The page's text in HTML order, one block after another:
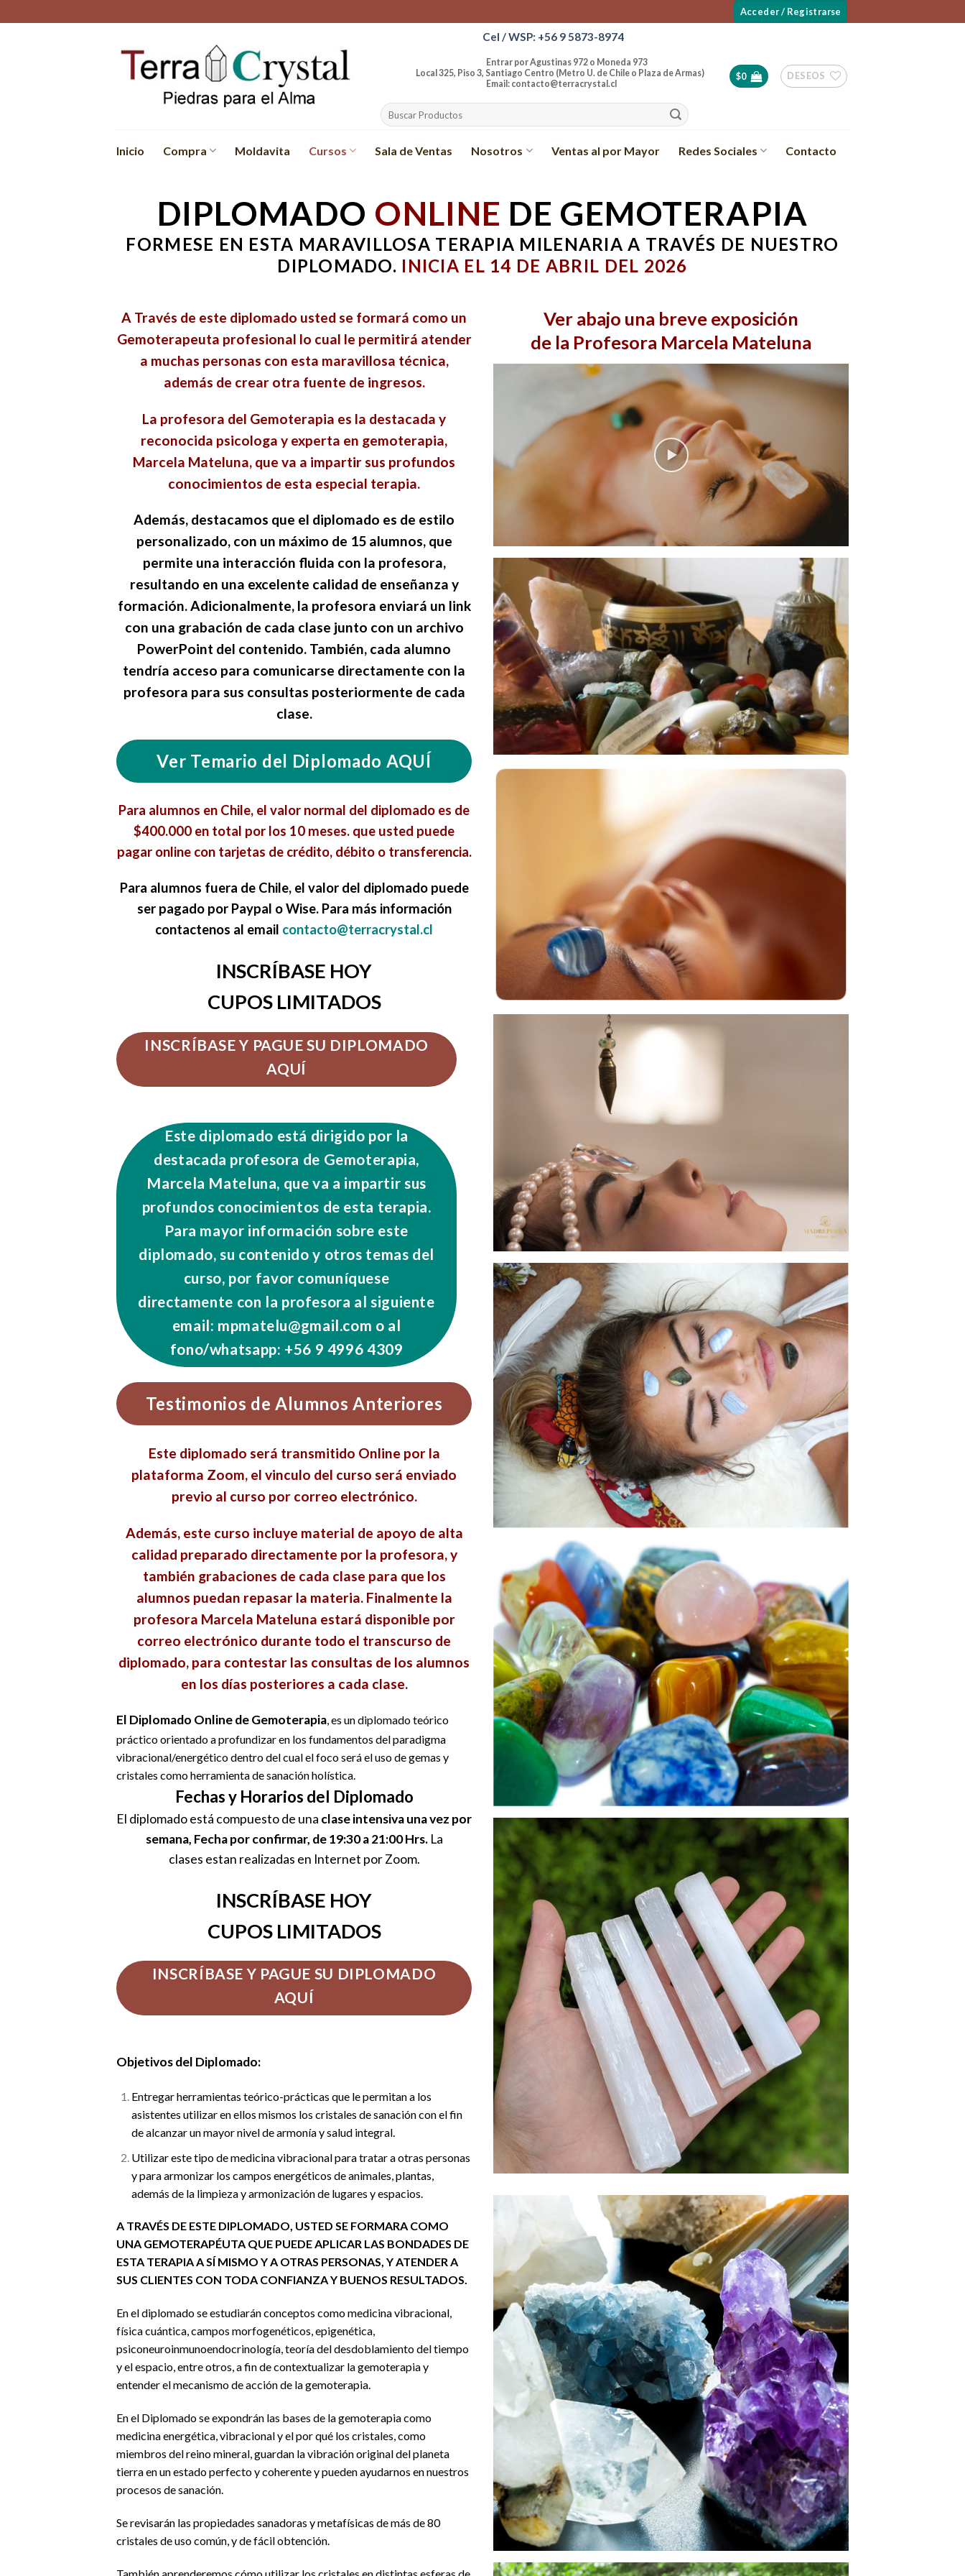
to
Acceder / Registrarse
Cel / WSP: +56 9 5873-8974
Entrar por Agustinas 972 o Moneda 973
Local 325, Piso 3, Santiago Centro (Metro U. de Chile o Plaza de Armas)
Email: contacto@terracrystal.cl
Buscar
por:
$0 DESEOS
Inicio Compra Moldavita Cursos Sala de Ventas Nosotros Ventas al por Mayor Redes Sociales Contacto
DIPLOMADO ONLINE DE GEMOTERAPIA
FORMESE EN ESTA MARAVILLOSA TERAPIA MILENARIA A TRAVÉS DE NUESTRO
DIPLOMADO. INICIA EL 14 DE ABRIL DEL 2026
A Través de este diplomado usted se formará como un
Gemoterapeuta profesional lo cual le permitirá atender
a muchas personas con esta maravillosa técnica,
además de crear otra fuente de ingresos.
La profesora del Gemoterapia es la destacada y
reconocida psicologa y experta en gemoterapia,
Marcela Mateluna, que va a impartir sus profundos
conocimientos de esta especial terapia.
Además, destacamos que el diplomado es de estilo
personalizado, con un máximo de 15 alumnos, que
permite una interacción fluida con la profesora,
resultando en una excelente calidad de enseñanza y
formación. Adicionalmente, la profesora enviará un link
con una grabación de cada clase junto con un archivo
PowerPoint del contenido. También, cada alumno
tendría acceso para comunicarse directamente con la
profesora para sus consultas posteriormente de cada
clase.
Ver Temario del Diplomado AQUÍ
Para alumnos en Chile, el valor normal del diplomado es de
$400.000 en total por los 10 meses. que usted puede
pagar online con tarjetas de crédito, débito o transferencia.
Para alumnos fuera de Chile, el valor del diplomado puede
ser pagado por Paypal o Wise. Para más información
contactenos al email contacto@terracrystal.cl
INSCRÍBASE HOY
CUPOS LIMITADOS
INSCRÍBASE Y PAGUE SU DIPLOMADO
AQUÍ
Este diplomado está dirigido por la
destacada profesora de Gemoterapia,
Marcela Mateluna, que va a impartir sus
profundos conocimientos de esta terapia.
Para mayor información sobre este
diplomado, su contenido y otros temas del
curso, por favor comuníquese
directamente con la profesora al siguiente
email: mpmatelu@gmail.com o al
fono/whatsapp: +56 9 4996 4309
Testimonios de Alumnos Anteriores
Este diplomado será transmitido Online por la
plataforma Zoom, el vinculo del curso será enviado
previo al curso por correo electrónico.
Además, este curso incluye material de apoyo de alta
calidad preparado directamente por la profesora, y
también grabaciones de cada clase para que los
alumnos puedan repasar la materia. Finalmente la
profesora Marcela Mateluna estará disponible por
correo electrónico durante todo el transcurso de
diplomado, para contestar las consultas de los alumnos
en los días posteriores a cada clase.
El Diplomado Online de Gemoterapia , es un diplomado teórico
práctico orientado a profundizar en los fundamentos del paradigma
vibracional/energético dentro del cual el foco será el uso de gemas y
cristales como herramienta de sanación holística.
Fechas y Horarios del Diplomado
El diplomado está compuesto de una clase intensiva una vez por
semana, Fecha por confirmar, de 19:30 a 21:00 Hrs.La
clases estan realizadas en Internet por Zoom.
INSCRÍBASE HOY
CUPOS LIMITADOS
INSCRÍBASE Y PAGUE SU DIPLOMADO
AQUÍ
Objetivos del Diplomado:
Entregar herramientas teórico-prácticas que le permitan a los
asistentes utilizar en ellos mismos los cristales de sanación con el fin
de alcanzar un mayor nivel de armonía y salud integral.
Utilizar este tipo de medicina vibracional para tratar a otras personas
y para armonizar los campos energéticos de animales, plantas,
además de la limpieza y armonización de lugares y espacios.
A TRAVÉS DE ESTE DIPLOMADO, USTED SE FORMARA COMO
UNA GEMOTERAPÉUTA QUE PUEDE APLICAR LAS BONDADES DE
ESTA TERAPIA A SÍ MISMO Y A OTRAS PERSONAS, Y ATENDER A
SUS CLIENTES CON TODA CONFIANZA Y BUENOS RESULTADOS.
En el diplomado se estudiarán conceptos como medicina vibracional,
física cuántica, campos morfogenéticos, epigenética,
psiconeuroinmunoendocrinología, teoría del desdoblamiento del tiempo
y el espacio, entre otros, a fin de contextualizar la gemoterapia y
entender el mecanismo de acción de la gemoterapia.
En el Diplomado se expondrán las bases de la gemoterapia como
medicina energética, vibracional y el por qué los cristales, como
miembros del reino mineral, guardan la vibración original del planeta
tierra en un estado perfecto y coherente y pueden ayudarnos en nuestros
procesos de sanación.
Se revisarán las propiedades sanadoras y metafísicas de más de 80
cristales de uso común, y de fácil obtención.
También aprenderemos cómo utilizar los cristales en distintas esferas de
Ver abajo una breve exposición
de la Profesora Marcela Mateluna